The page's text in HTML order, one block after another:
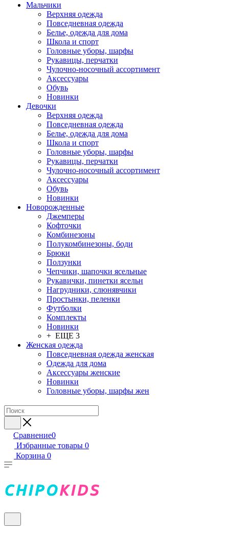
Мальчики
Верхняя одежда
Повседневная одежда
Белье, одежда для дома
Школа и спорт
Головные уборы, шарфы
Рукавицы, перчатки
Чулочно-носочный ассортимент
Аксессуары
Обувь
Новинки
Девочки
Верхняя одежда
Повседневная одежда
Белье, одежда для дома
Школа и спорт
Головные уборы, шарфы
Рукавицы, перчатки
Чулочно-носочный ассортимент
Аксессуары
Обувь
Новинки
Новорожденные
Джемперы
Кофточки
Комбинезоны
Полукомбинезоны, боди
Брюки
Ползунки
Чепчики, шапочки ясельные
Рукавички, пинетки ясельн
Нагрудники, слюнявчики
Простынки, пеленки
Футболки
Комплекты
Новинки
+ ЕЩЕ 3
Женская одежда
Повседневная одежда женская
Одежда для дома
Аксессуары женские
Новинки
Головные уборы, шарфы жен
Сравнение0
Избранные товары 0
Корзина 0